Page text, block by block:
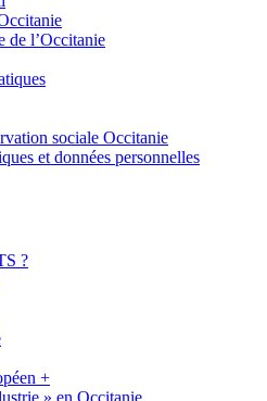
de l’Occitanie
sociale Occitanie
et données personnelles
?
+